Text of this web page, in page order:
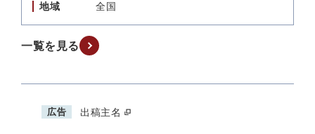
地域 全国
一覧を見る
広告 出稿主名